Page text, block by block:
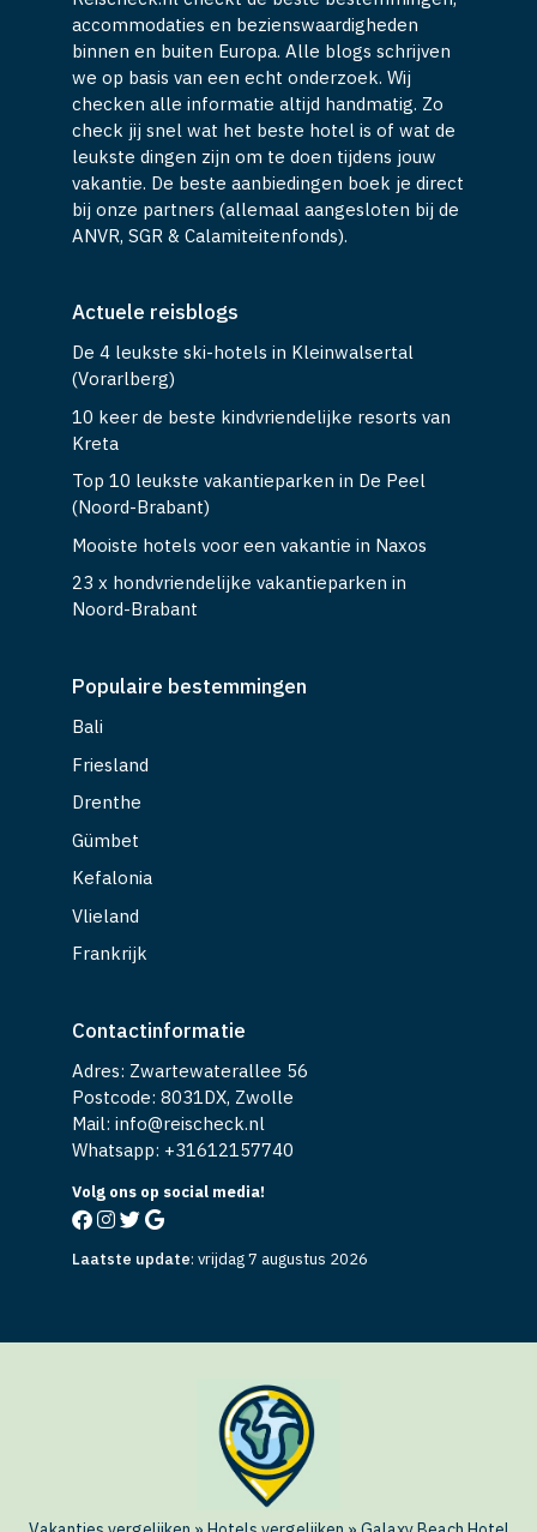
accommodaties en bezienswaardigheden
binnen en buiten Europa. Alle blogs schrijven
we op basis van een echt onderzoek. Wij
checken alle informatie altijd handmatig. Zo
check jij snel wat het beste hotel is of wat de
leukste dingen zijn om te doen tijdens jouw
vakantie. De beste aanbiedingen boek je direct
bij onze partners (allemaal aangesloten bij de
ANVR, SGR & Calamiteitenfonds).
Actuele reisblogs
De 4 leukste ski-hotels in Kleinwalsertal
(Vorarlberg)
10 keer de beste kindvriendelijke resorts van
Kreta
Top 10 leukste vakantieparken in De Peel
(Noord-Brabant)
Mooiste hotels voor een vakantie in Naxos
23 x hondvriendelijke vakantieparken in
Noord-Brabant
Populaire bestemmingen
Bali
Friesland
Drenthe
Gümbet
Kefalonia
Vlieland
Frankrijk
Contactinformatie
Adres: Zwartewaterallee 56
Postcode: 8031DX, Zwolle
Mail: info@reischeck.nl
Whatsapp: +31612157740
Volg ons op social media!
Laatste update: vrijdag 7 augustus 2026